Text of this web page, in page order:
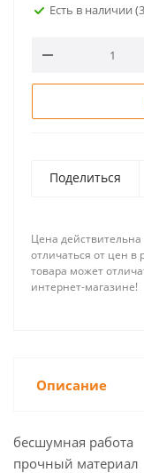
Есть в наличии
Поделиться
Цена
отличаться от цен
товара может
интернет-магазине!
Описание
бесшумная работа
прочный материал